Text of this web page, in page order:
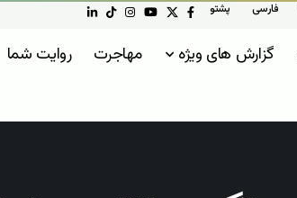
فارسی پشتو
گزارش های ویژه مهاجرت روایت شما